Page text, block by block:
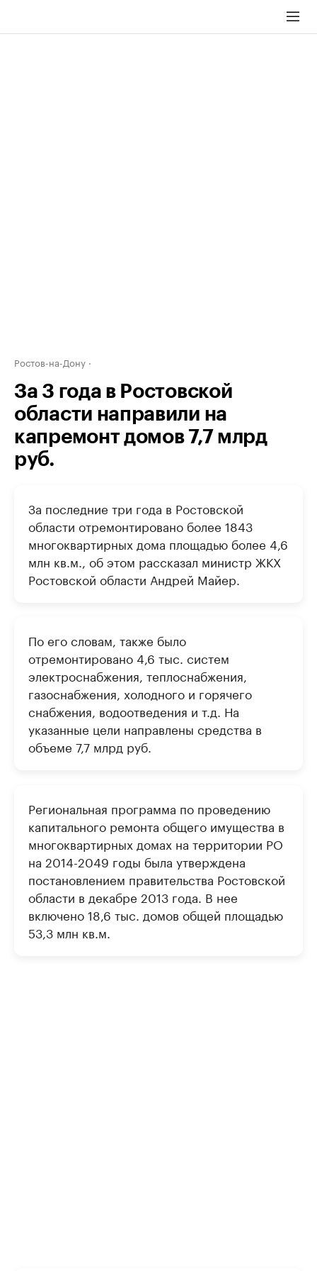
Ростов-на-Дону
За 3 года в Ростовской
области направили на
капремонт домов 7,7 млрд
руб.
За последние три года в Ростовской
области отремонтировано более 1843
многоквартирных дома площадью более 4,6
млн кв.м., об этом рассказал министр ЖКХ
Ростовской области Андрей Майер.
По его словам, также было
отремонтировано 4,6 тыс. систем
электроснабжения, теплоснабжения,
газоснабжения, холодного и горячего
снабжения, водоотведения и т.д. На
указанные цели направлены средства в
объеме 7,7 млрд руб.
Региональная программа по проведению
капитального ремонта общего имущества в
многоквартирных домах на территории РО
на 2014-2049 годы была утверждена
постановлением правительства Ростовской
области в декабре 2013 года. В нее
включено 18,6 тыс. домов общей площадью
53,3 млн кв.м.